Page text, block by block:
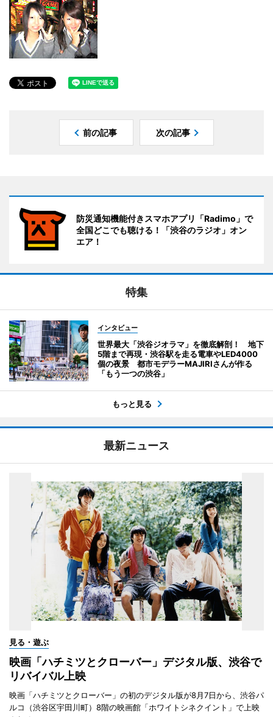
前の記事 次の記事
防災通知機能付きスマホアプリ「Radimo」で
全国どこでも聴ける！「渋谷のラジオ」オン
エア！
特集
インタビュー
世界最大「渋谷ジオラマ」を徹底解剖！ 地下
5階まで再現・渋谷駅を走る電車やLED4000
個の夜景 都市モデラーMAJIRIさんが作る
「もう一つの渋谷」
もっと見る
最新ニュース
見る・遊ぶ
映画「ハチミツとクローバー」デジタル版、渋谷で
リバイバル上映
映画「ハチミツとクローバー」の初のデジタル版が8月7日から、渋谷パ
ルコ（渋谷区宇田川町）8階の映画館「ホワイトシネクイント」で上映